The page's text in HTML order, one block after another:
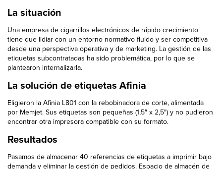
La situación
Una empresa de cigarrillos electrónicos de rápido crecimiento
tiene que lidiar con un entorno normativo fluido y ser competitiva
desde una perspectiva operativa y de marketing. La gestión de las
etiquetas subcontratadas ha sido problemática, por lo que se
plantearon internalizarla.
La solución de etiquetas Afinia
Eligieron la Afinia L801 con la rebobinadora de corte, alimentada
por Memjet. Sus etiquetas son pequeñas (1,5″ x 2,5″) y no pudieron
encontrar otra impresora compatible con su formato.
Resultados
Pasamos de almacenar 40 referencias de etiquetas a imprimir bajo
demanda y eliminar la gestión de pedidos. Espacio de almacén de